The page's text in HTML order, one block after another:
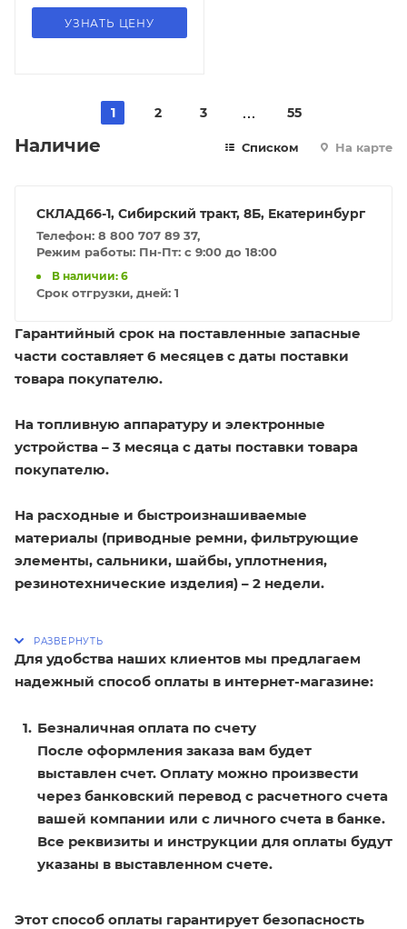
УЗНАТЬ ЦЕНУ
1 2 3 55
Наличие Списком На карте
СКЛАД66-1, Сибирский тракт, 8Б, Екатеринбург
Телефон: 8 800 707 89 37,
Режим работы: Пн-Пт: с 9:00 до 18:00
В наличии: 6
Срок отгрузки, дней: 1
Гарантийный срок на поставленные запасные
части составляет 6 месяцев с даты поставки
товара покупателю.
На топливную аппаратуру и электронные
устройства – 3 месяца с даты поставки товара
покупателю.
На расходные и быстроизнашиваемые
материалы (приводные ремни, фильтрующие
элементы, сальники, шайбы, уплотнения,
резинотехнические изделия) – 2 недели.
Для удобства наших клиентов мы предлагаем
надежный способ оплаты в интернет-магазине:
Безналичная оплата по счету
После оформления заказа вам будет
выставлен счет. Оплату можно произвести
через банковский перевод с расчетного счета
вашей компании или с личного счета в банке.
Все реквизиты и инструкции для оплаты будут
указаны в выставленном счете.
Этот способ оплаты гарантирует безопасность